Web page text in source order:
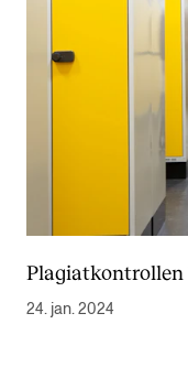
Plagiatkontrollen
24. jan. 2024